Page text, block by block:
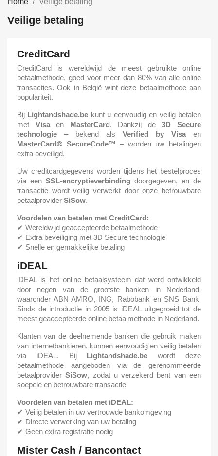
Veilige betaling
CreditCard
CreditCard is wereldwijd de meest gebruikte online
betaalmethode, goed voor meer dan 80% van alle online
transacties. Ook in België wint deze betaalmethode aan
populariteit.
Bij Lightandshade.be kunt u eenvoudig en veilig betalen
met Visaen MasterCard. Dankzij de3D Secure
technologie – bekend als Verified by Visa en
MasterCard® SecureCode™ – worden uw betalingen
extra beveiligd.
Uw creditcardgegevens worden tijdens het bestelproces
via een SSL-encryptieverbinding doorgegeven, en de
transactie wordt veilig verwerkt door onze betrouwbare
betaalprovider SiSow.
Voordelen van betalen met CreditCard:
✔ Wereldwijd geaccepteerde betaalmethode
✔ Extra beveiliging met 3D Secure technologie
✔ Snelle en gemakkelijke betaling
iDEAL
iDEAL is het online betaalsysteem dat werd ontwikkeld
door negen van de grootste banken in Nederland,
waaronder ABN AMRO, ING, Rabobank en SNS Bank.
Sinds de introductie in 2005 is iDEAL uitgegroeid tot de
meest geaccepteerde online betaalmethode in Nederland.
Klanten van de deelnemende banken die gebruik maken
van internetbankieren, kunnen eenvoudig en veilig betalen
via iDEAL. Bij Lightandshade.be wordt deze
betaalmethode aangeboden via de gerenommeerde
betaalproviderSiSow, zodat u verzekerd bent van een
soepele en betrouwbare transactie.
Voordelen van betalen met iDEAL:
✔ Veilig betalen in uw vertrouwde bankomgeving
✔ Directe verwerking van uw betaling
✔ Geen extra registratie nodig
Mister Cash / Bancontact